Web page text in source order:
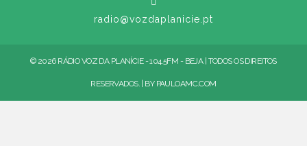
radio@vozdaplanicie.pt
© 2026 RÁDIO VOZ DA PLANÍCIE - 104.5FM - BEJA | TODOS OS DIREITOS
RESERVADOS. | BY PAULOAMC.COM